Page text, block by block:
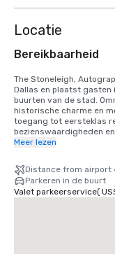
Locatie
Bereikbaarheid
The Stoneleigh,
Dallas en plaatst gasten
buurten van de stad.
historische charme en
toegang tot eersteklas
bezienswaardigheden
steenworp afstand
perfect zijn om te
attracties zijn onder
Sculpture Center,
thuisbasis van de Dallas
Meer lezen
Distance from airport
Parkeren in de buurt
Valet parkeerservice(